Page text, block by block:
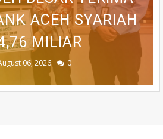
SEMARAKKAN
RI KE-81
06, 2026 0
ACEH SYARIAH
MILIAR
06, 2026 0
ANTARA, ACEH
06, 2026 0
PELAYANAN
05, 2026 0
DARI ANCAMAN
04, 2026 0